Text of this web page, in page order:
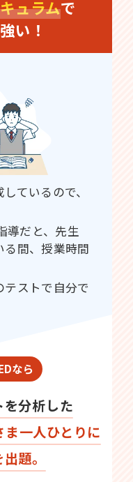
ュラムで
い！
ているので、
導だと、先生
る間、授業時間
ストで自分で
なら
分析した
ま一人ひとりに
題。